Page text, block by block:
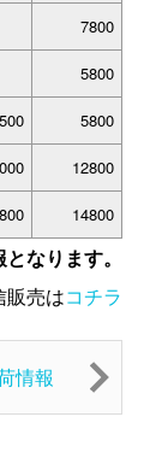
7800
5800
5800
12800
14800
なります。
販売はコチラ
情報